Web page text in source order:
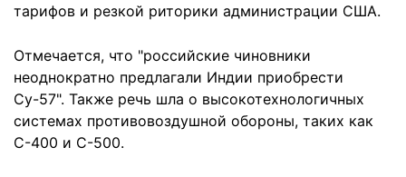
тарифов и резкой риторики администрации США.
Отмечается, что "российские чиновники
неоднократно предлагали Индии приобрести
Су-57". Также речь шла о высокотехнологичных
системах противовоздушной обороны, таких как
С-400 и С-500.